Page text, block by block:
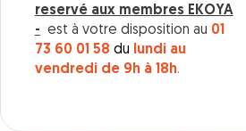
reservé aux membres EKOYA
- est à votre disposition au 01
73 60 01 58 du
lundi au
vendredi de 9h à 18h.